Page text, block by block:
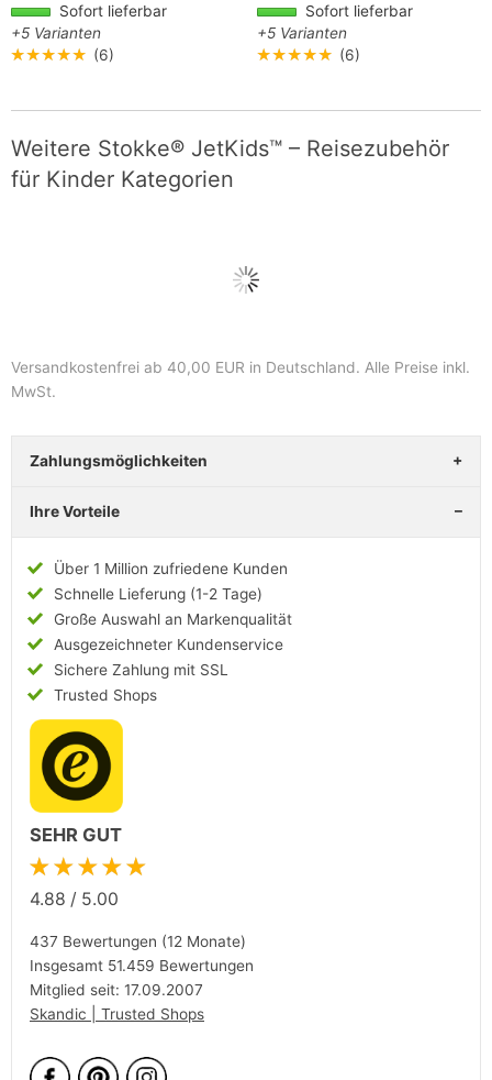
Sofort lieferbar
+5 Varianten
★★★★★ (6)
Sofort lieferbar
+5 Varianten
★★★★★ (6)
Weitere Stokke® JetKids™ – Reisezubehör
für Kinder Kategorien
Versandkostenfrei ab 40,00 EUR in Deutschland. Alle Preise inkl.
MwSt.
Zahlungsmöglichkeiten
Ihre Vorteile
Über 1 Million zufriedene Kunden
Schnelle Lieferung (1-2 Tage)
Große Auswahl an Markenqualität
Ausgezeichneter Kundenservice
Sichere Zahlung mit SSL
Trusted Shops
SEHR GUT
★★★★★
4.88 / 5.00
437 Bewertungen (12 Monate)
Insgesamt 51.459 Bewertungen
Mitglied seit: 17.09.2007
Skandic | Trusted Shops